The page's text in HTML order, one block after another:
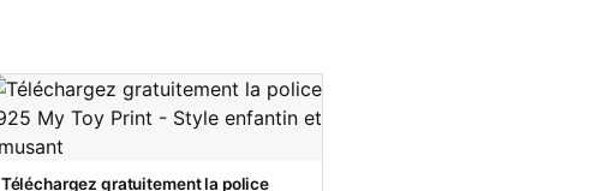
Téléchargez gratuitement la police